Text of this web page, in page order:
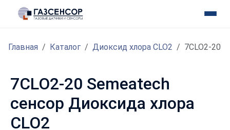
Главная Каталог Диоксид хлора CLO2 7CLO2-20
7CLO2-20 Semeatech
сенсор Диоксида хлора
CLO2